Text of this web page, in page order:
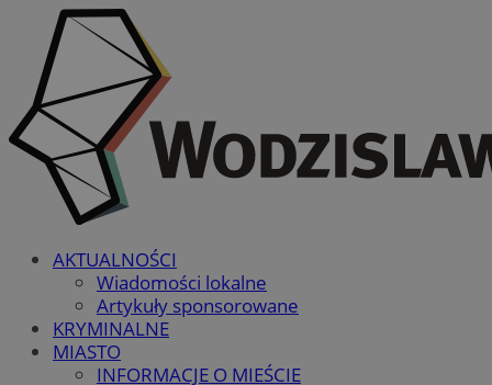
AKTUALNOŚCI
Wiadomości lokalne
Artykuły sponsorowane
KRYMINALNE
MIASTO
INFORMACJE O MIEŚCIE